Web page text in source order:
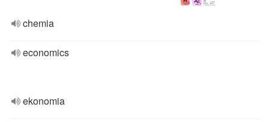
chemia
economics
ekonomia